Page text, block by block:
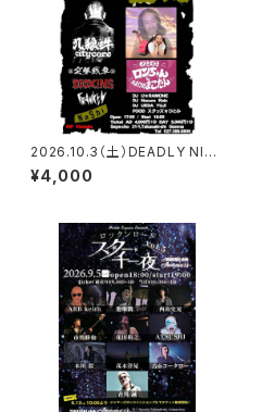
2026.10.3（土）DEADLY NIG
HT vol.131 前売チケット
¥4,000